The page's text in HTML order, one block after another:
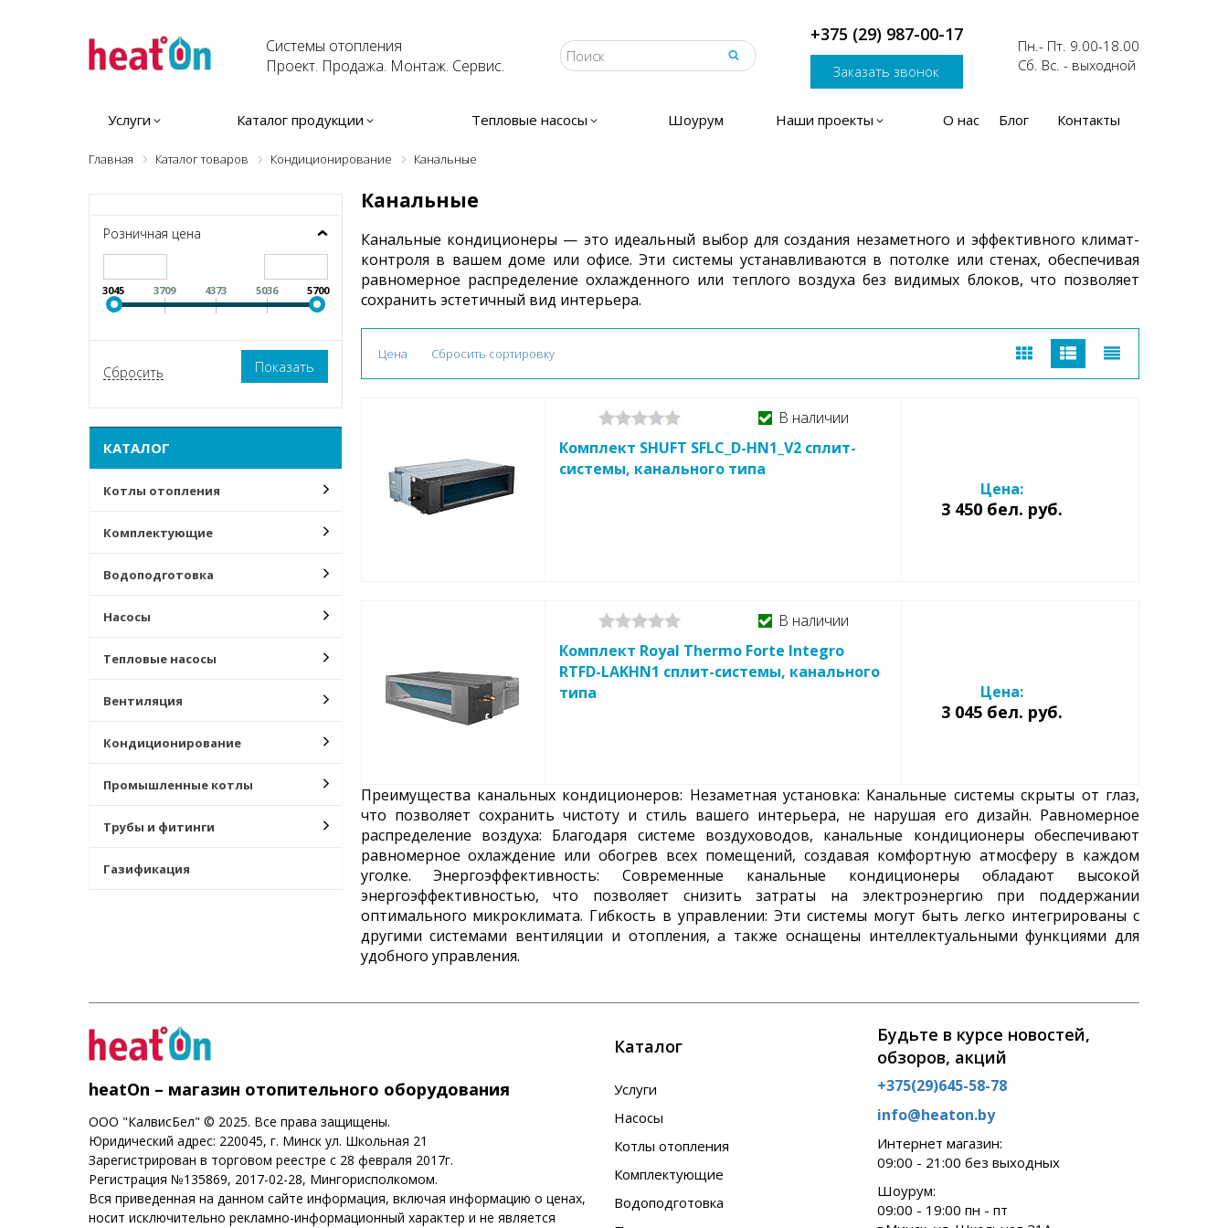
Системы отопления
Проект. Продажа. Монтаж. Сервис.
+375 (29) 113-87-05
Заказать звонок
Пн.- Пт. 9.00-18.00
Сб. Вс. - выходной
Услуги Каталог продукции Тепловые насосы Шоурум Наши проекты О нас Блог Контакты
Главная Каталог товаров Кондиционирование Канальные
Розничная цена
3045 3709 4373 5036 5700
КАТАЛОГ
Котлы отопления
Комплектующие
Водоподготовка
Насосы
Тепловые насосы
Вентиляция
Кондиционирование
Промышленные котлы
Трубы и фитинги
Газификация
Канальные
Канальные кондиционеры — это идеальный выбор для создания незаметного и эффективного климат-
контроля в вашем доме или офисе. Эти системы устанавливаются в потолке или стенах, обеспечивая
равномерное распределение охлажденного или теплого воздуха без видимых блоков, что позволяет
сохранить эстетичный вид интерьера.
Цена Сбросить сортировку
В наличии
Комплект SHUFT SFLC_D-HN1_V2 сплит-
системы, канального типа
Цена:
3 450 бел. руб.
В наличии
Комплект Royal Thermo Forte Integro
RTFD-LAKHN1 сплит-системы, канального
типа
Цена:
3 045 бел. руб.
Преимущества канальных кондиционеров: Незаметная установка: Канальные системы скрыты от глаз,
что позволяет сохранить чистоту и стиль вашего интерьера, не нарушая его дизайн. Равномерное
распределение воздуха: Благодаря системе воздуховодов, канальные кондиционеры обеспечивают
равномерное охлаждение или обогрев всех помещений, создавая комфортную атмосферу в каждом
уголке. Энергоэффективность: Современные канальные кондиционеры обладают высокой
энергоэффективностью, что позволяет снизить затраты на электроэнергию при поддержании
оптимального микроклимата. Гибкость в управлении: Эти системы могут быть легко интегрированы с
другими системами вентиляции и отопления, а также оснащены интеллектуальными функциями для
удобного управления.
heatOn – магазин отопительного оборудования
ООО "КалвисБел" © 2025. Все права защищены.
Юридический адрес: 220045, г. Минск ул. Школьная 21
Зарегистрирован в торговом реестре с 28 февраля 2017г.
Регистрация №135869, 2017-02-28, Мингорисполкомом.
Вся приведенная на данном сайте информация, включая информацию о ценах,
носит исключительно рекламно-информационный характер и не является
Каталог
Услуги
Насосы
Котлы отопления
Комплектующие
Водоподготовка
Будьте в курсе новостей,
обзоров, акций
+375(29)645-58-78
info@heaton.by
Интернет магазин:
09:00 - 21:00 без выходных
Шоурум:
09:00 - 19:00 пн - пт